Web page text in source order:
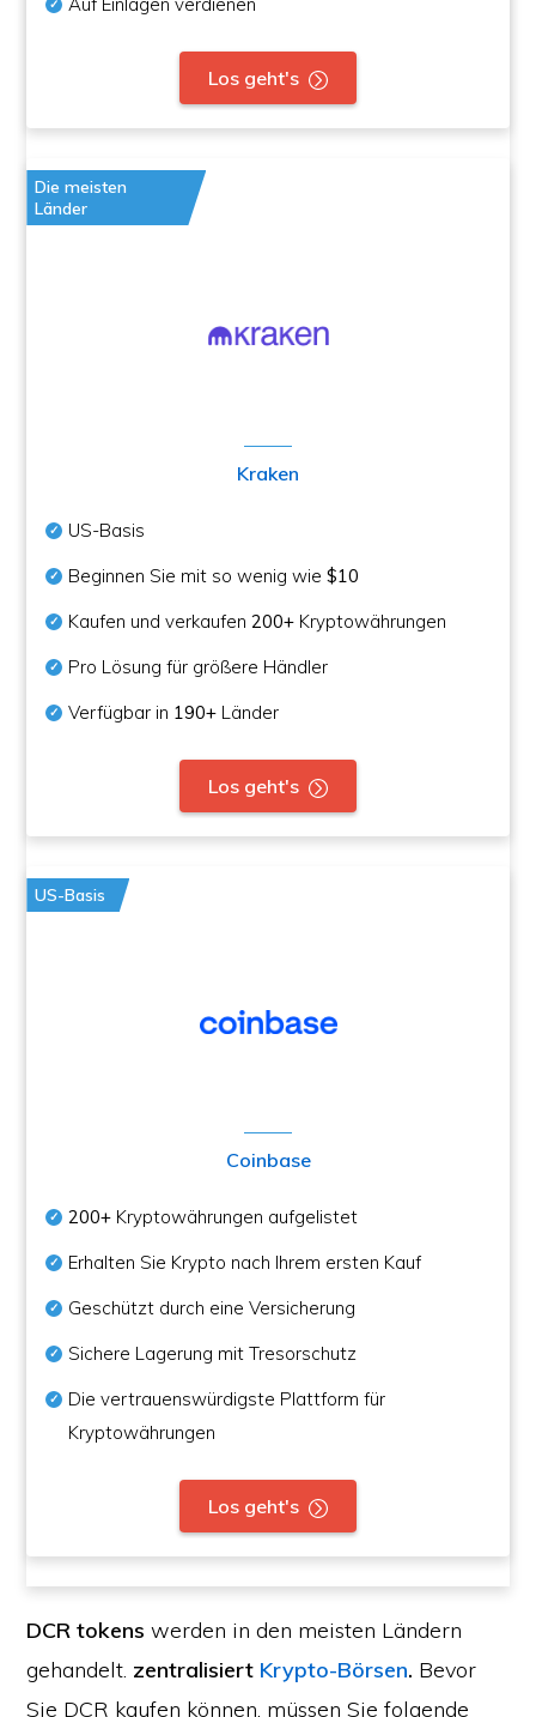
Los geht's
Die meisten
Länder
Kraken
US-Basis
Beginnen Sie mit so wenig wie$10
Kaufen und verkaufen200+ Kryptowährungen
Pro Lösung für größere Händler
Verfügbar in 190+ Länder
Los geht's
US-Basis
Coinbase
200+ Kryptowährungen aufgelistet
Erhalten Sie Krypto nach Ihrem ersten Kauf
Geschützt durch eine Versicherung
Sichere Lagerung mit Tresorschutz
Die vertrauenswürdigste Plattform für
Kryptowährungen
Los geht's
DCR tokenswerden in den meisten Ländern
gehandelt. zentralisiert Krypto-Börsen. Bevor
Sie DCR kaufen können, müssen Sie folgende